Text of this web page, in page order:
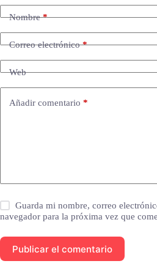
Nombre*
Correo electrónico*
Web
Añadir comentario *
Guarda mi nombre, correo
navegador para la próxima vez que
Publicar el comentario